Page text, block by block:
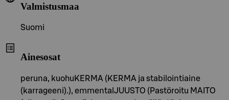
Valmistusmaa
Suomi
Ainesosat
peruna, kuohuKERMA (KERMA ja stabilointiaine
(karrageeni).), emmentalJUUSTO (Pastöroitu MAITO